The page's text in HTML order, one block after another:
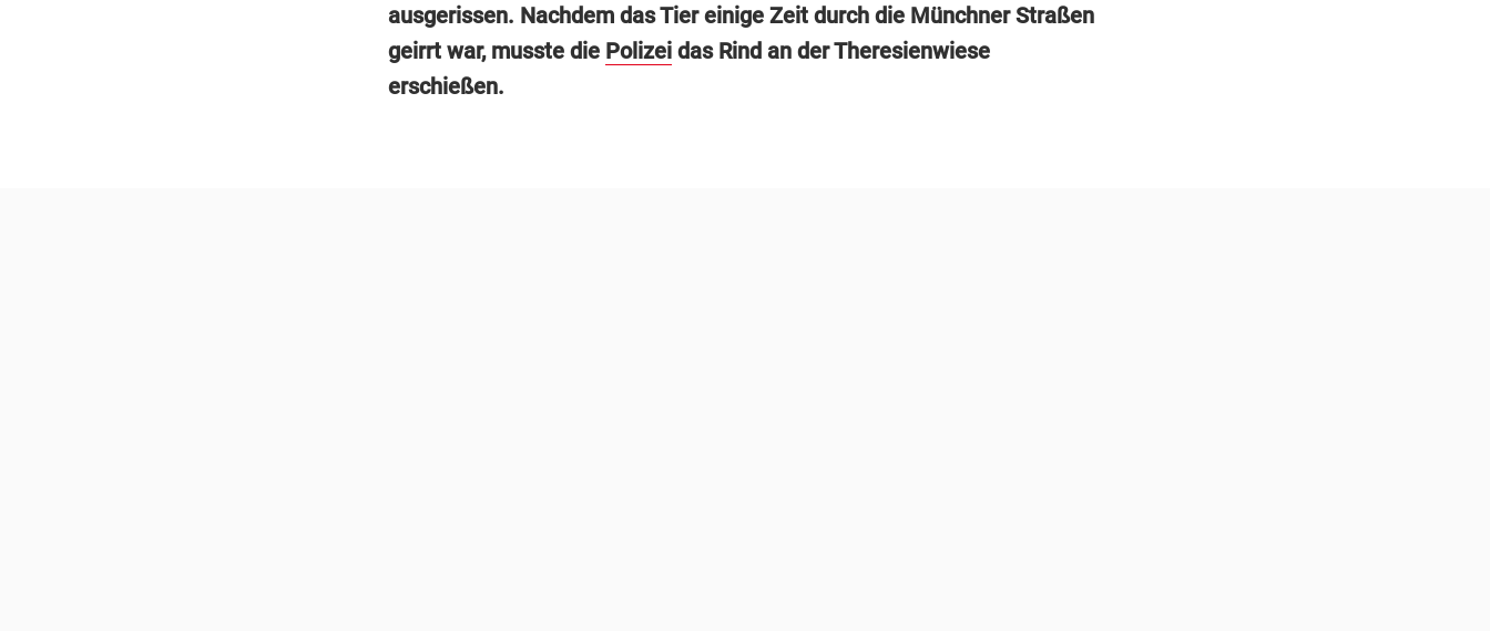
ausgerissen. Nachdem das Tier einige Zeit durch die Münchner Straßen
geirrt war, musste die Polizeidas Rind an der Theresienwiese
erschießen.